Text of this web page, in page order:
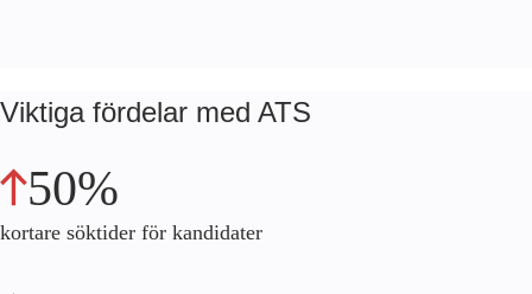
Viktiga fördelar med ATS
50%
kortare söktider för kandidater